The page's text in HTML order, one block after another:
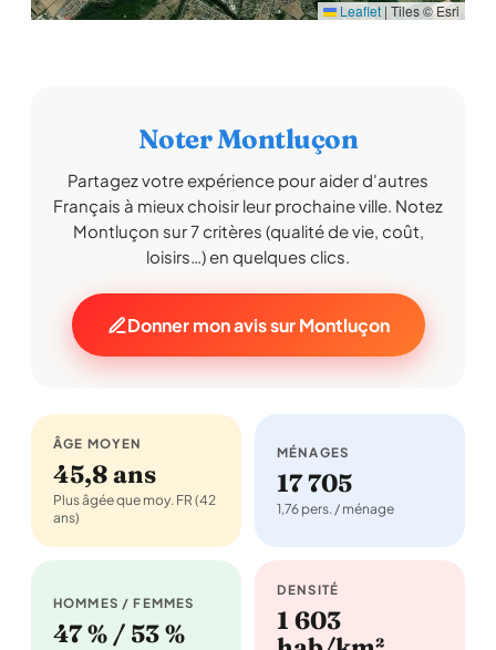
Leaflet | Tiles © Esri
Noter Montluçon
Partagez votre expérience pour aider d'autres
Français à mieux choisir leur prochaine ville. Notez
Montluçon sur 7 critères (qualité de vie, coût,
loisirs…) en quelques clics.
Donner mon avis sur Montluçon
ÂGE MOYEN
45,8 ans
Plus âgée que moy. FR (42
ans)
MÉNAGES
17 705
1,76 pers. / ménage
HOMMES / FEMMES
47 % / 53 %
DENSITÉ
1 603